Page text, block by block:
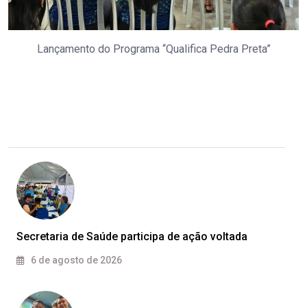
Lançamento do Programa “Qualifica Pedra Preta”
Secretaria de Saúde participa de ação voltada
6 de agosto de 2026